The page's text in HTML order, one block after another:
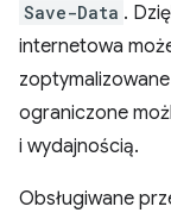
Save-Data .
internetowa
ograniczone
i wydajnością.
Obsługiwane